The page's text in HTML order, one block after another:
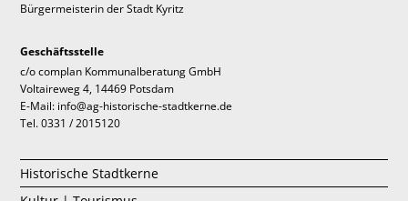
Bürgermeisterin der Stadt Kyritz
Geschäftsstelle
c/o complan Kommunalberatung GmbH
Voltaireweg 4, 14469 Potsdam
E-Mail: info@ag-historische-stadtkerne.de
Tel. 0331 / 2015120
Historische Stadtkerne